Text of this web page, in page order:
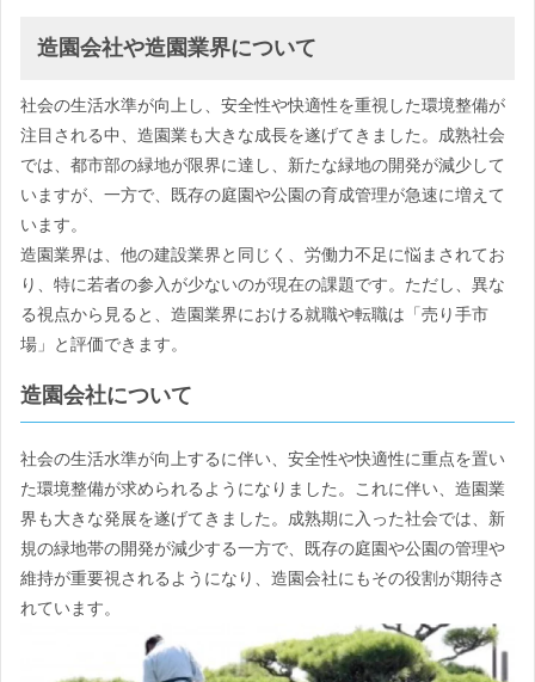
造園会社や造園業界について
社会の生活水準が向上し、安全性や快適性を重視した環境整備が
注目される中、造園業も大きな成長を遂げてきました。成熟社会
では、都市部の緑地が限界に達し、新たな緑地の開発が減少して
いますが、一方で、既存の庭園や公園の育成管理が急速に増えて
います。
造園業界は、他の建設業界と同じく、労働力不足に悩まされてお
り、特に若者の参入が少ないのが現在の課題です。ただし、異な
る視点から見ると、造園業界における就職や転職は「売り手市
場」と評価できます。
造園会社について
社会の生活水準が向上するに伴い、安全性や快適性に重点を置い
た環境整備が求められるようになりました。これに伴い、造園業
界も大きな発展を遂げてきました。成熟期に入った社会では、新
規の緑地帯の開発が減少する一方で、既存の庭園や公園の管理や
維持が重要視されるようになり、造園会社にもその役割が期待さ
れています。